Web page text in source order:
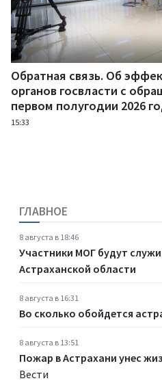
Обратная связь. Об
органов госвласти с
первом полугодии 2026
15:33
ГЛАВНОЕ
8 августа в 18:46
Участники МОГ будут
Астраханской области
8 августа в 16:31
Во сколько обойдется
8 августа в 13:51
Пожар в Астрахани унес
Вести